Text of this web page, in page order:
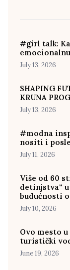
#girl talk:
July 13, 2026
SHAPING
KRUNA
July 13, 2026
#modna
nositi i
July 11, 2026
Više od 60
detinjstva“
budućnosti
July 10, 2026
Ovo mesto
turistički
June 19, 2026